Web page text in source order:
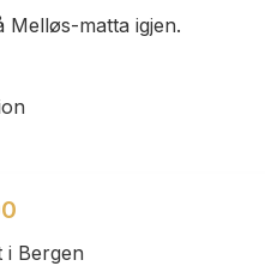
matta igjen.
i Bergen